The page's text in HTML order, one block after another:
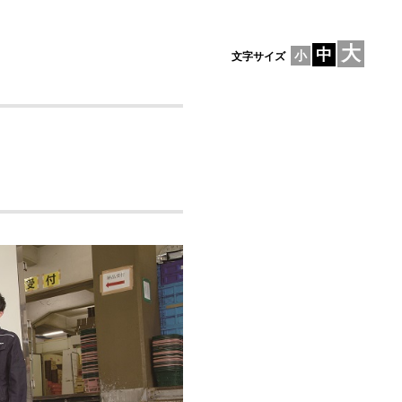
文字サイズ 小 中 大